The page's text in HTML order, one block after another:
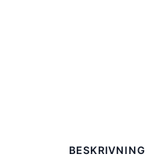
BESKRIVNING